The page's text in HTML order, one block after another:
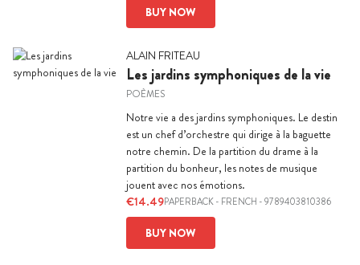
BUY NOW
ALAIN FRITEAU
Les jardins symphoniques de la vie
POÈMES
Notre vie a des jardins symphoniques. Le destin
est un chef d’orchestre qui dirige à la baguette
notre chemin. De la partition du drame à la
partition du bonheur, les notes de musique
jouent avec nos émotions.
€14.49PAPERBACK- FRENCH - 9789403810386
BUY NOW